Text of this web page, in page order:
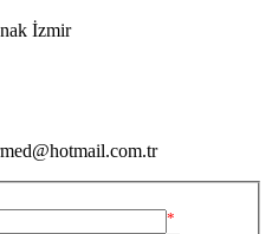
İzmir
*